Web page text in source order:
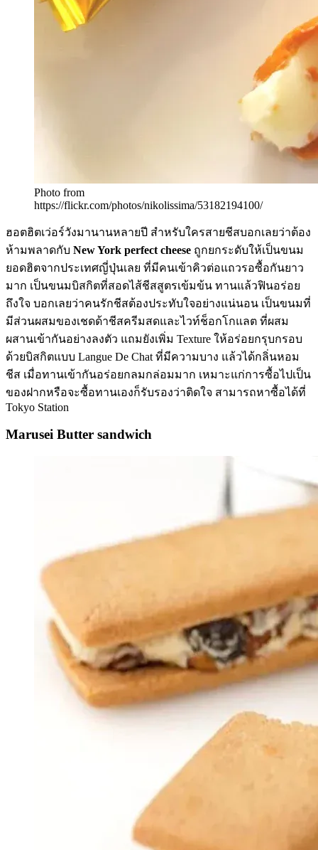
Photo from
https://flickr.com/photos/nikolissima/53182194100/
ฮอตฮิตเว่อร์วังมานานหลายปี สำหรับใครสายชีสบอกเลยว่าต้อง
ห้ามพลาดกับ New York perfect cheese ถูกยกระดับให้เป็นขนม
ยอดฮิตจากประเทศญี่ปุ่นเลย ที่มีคนเข้าคิวต่อแถวรอซื้อกันยาว
มาก เป็นขนมบิสกิตที่สอดไส้ชีสสูตรเข้มข้น ทานแล้วฟินอร่อย
ถึงใจ บอกเลยว่าคนรักชีสต้องประทับใจอย่างแน่นอน เป็นขนมที่
มีส่วนผสมของเชดด้าชีสครีมสดและไวท์ช็อกโกแลต ที่ผสม
ผสานเข้ากันอย่างลงตัว แถมยังเพิ่ม Texture ให้อร่อยกรุบกรอบ
ด้วยบิสกิตแบบ Langue De Chat ที่มีความบาง แล้วได้กลิ่นหอม
ชีส เมื่อทานเข้ากันอร่อยกลมกล่อมมาก เหมาะแก่การซื้อไปเป็น
ของฝากหรือจะซื้อทานเองก็รับรองว่าติดใจ สามารถหาซื้อได้ที่
Tokyo Station
Marusei Butter sandwich